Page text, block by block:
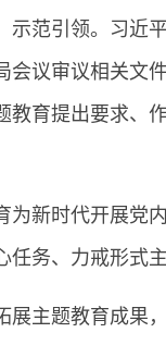
示范引领。习近
会议审议相关文
教育提出要求、
为新时代开展党
任务、力戒形式
展主题教育成果